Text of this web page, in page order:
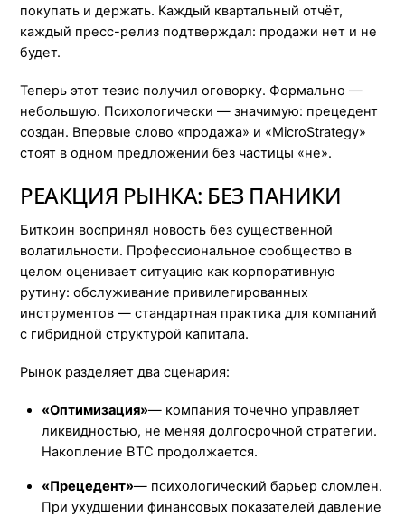
покупать и держать. Каждый квартальный отчёт,
каждый пресс-релиз подтверждал: продажи нет и не
будет.
Теперь этот тезис получил оговорку. Формально —
небольшую. Психологически — значимую: прецедент
создан. Впервые слово «продажа» и «MicroStrategy»
стоят в одном предложении без частицы «не».
РЕАКЦИЯ РЫНКА: БЕЗ ПАНИКИ
Биткоин воспринял новость без существенной
волатильности. Профессиональное сообщество в
целом оценивает ситуацию как корпоративную
рутину: обслуживание привилегированных
инструментов — стандартная практика для компаний
с гибридной структурой капитала.
Рынок разделяет два сценария:
«Оптимизация»— компания точечно управляет
ликвидностью, не меняя долгосрочной стратегии.
Накопление BTC продолжается.
«Прецедент»— психологический барьер сломлен.
При ухудшении финансовых показателей давление